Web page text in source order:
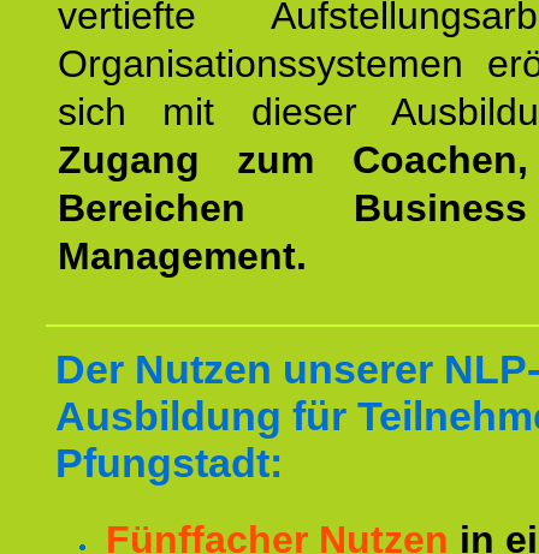
vertiefte
Organisationssystemen
sich mit dieser
Zugang zum
Bereichen
Management.
Der Nutzen unserer
Ausbildung für
Pfungstadt:
Fünffacher Nutzen in